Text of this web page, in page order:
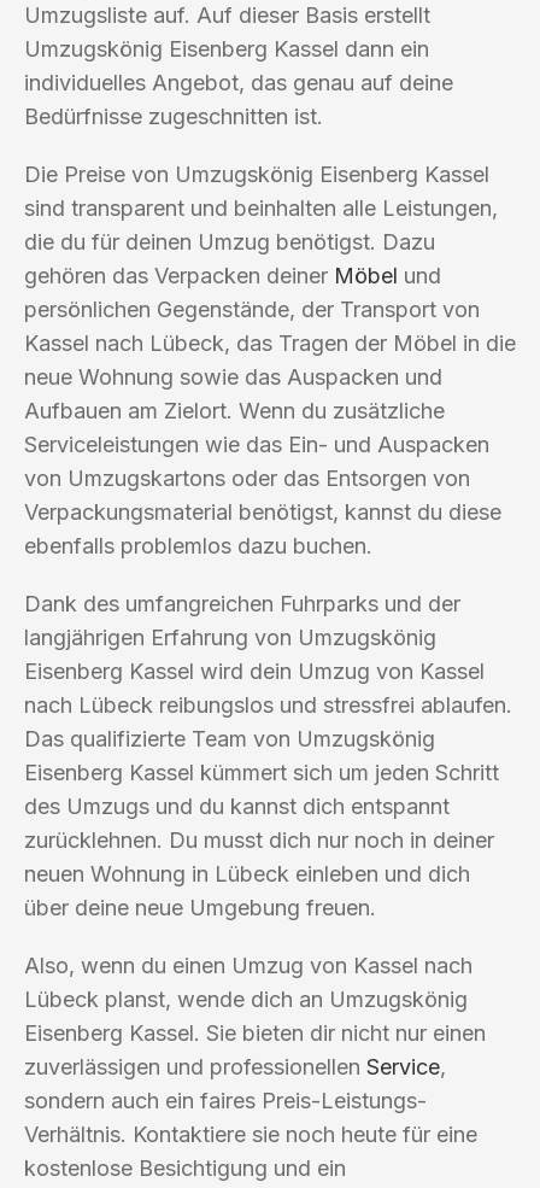
Umzugsliste auf. Auf dieser Basis erstellt
Umzugskönig Eisenberg Kassel dann ein
individuelles Angebot, das genau auf deine
Bedürfnisse zugeschnitten ist.
Die Preise von Umzugskönig Eisenberg Kassel
sind transparent und beinhalten alle Leistungen,
die du für deinen Umzug benötigst. Dazu
gehören das Verpacken deiner Möbel und
persönlichen Gegenstände, der Transport von
Kassel nach Lübeck, das Tragen der Möbel in die
neue Wohnung sowie das Auspacken und
Aufbauen am Zielort. Wenn du zusätzliche
Serviceleistungen wie das Ein- und Auspacken
von Umzugskartons oder das Entsorgen von
Verpackungsmaterial benötigst, kannst du diese
ebenfalls problemlos dazu buchen.
Dank des umfangreichen Fuhrparks und der
langjährigen Erfahrung von Umzugskönig
Eisenberg Kassel wird dein Umzug von Kassel
nach Lübeck reibungslos und stressfrei ablaufen.
Das qualifizierte Team von Umzugskönig
Eisenberg Kassel kümmert sich um jeden Schritt
des Umzugs und du kannst dich entspannt
zurücklehnen. Du musst dich nur noch in deiner
neuen Wohnung in Lübeck einleben und dich
über deine neue Umgebung freuen.
Also, wenn du einen Umzug von Kassel nach
Lübeck planst, wende dich an Umzugskönig
Eisenberg Kassel. Sie bieten dir nicht nur einen
zuverlässigen und professionellen Service,
sondern auch ein faires Preis-Leistungs-
Verhältnis. Kontaktiere sie noch heute für eine
kostenlose Besichtigung und ein